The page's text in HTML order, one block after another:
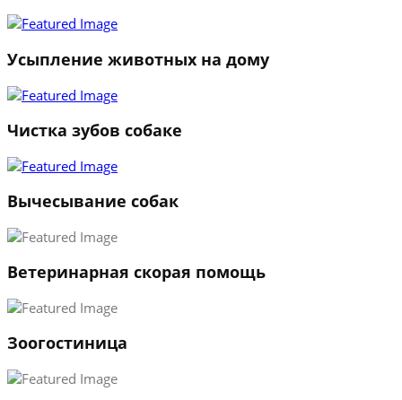
2
Усыпление животных на дому
Чистка зубов собаке
Вычесывание собак
Ветеринарная скорая помощь
Зоогостиница